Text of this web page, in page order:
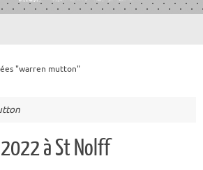
"warren mutton"
à St Nolff